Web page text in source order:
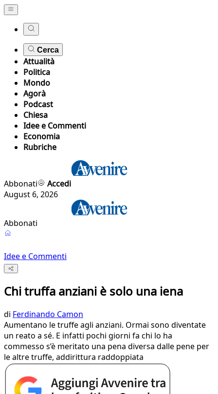
Cerca
Attualità
Politica
Mondo
Agorà
Podcast
Chiesa
Idee e Commenti
Economia
Rubriche
Abbonati
Accedi
August 6, 2026
Abbonati
Idee e Commenti
Chi truffa anziani è solo una iena
di Ferdinando Camon
Aumentano le truffe agli anziani. Ormai sono diventate
un reato a sé. E infatti pochi giorni fa chi lo ha
commesso s’è meritato una pena diversa dalle pene per
le altre truffe, addirittura raddoppiata